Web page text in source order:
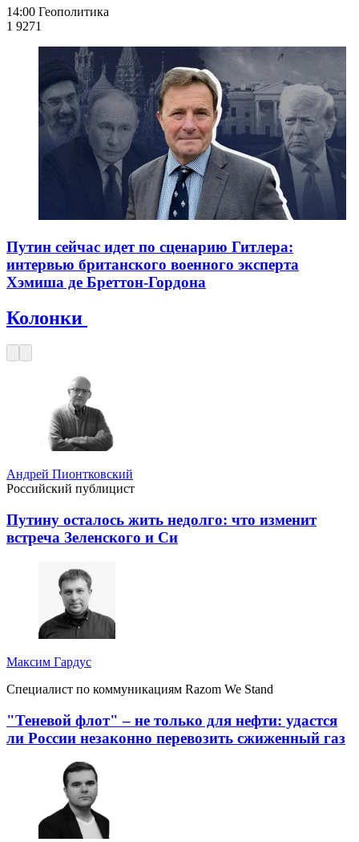
14:00 Геополитика
1 9271
Путин сейчас идет по сценарию Гитлера:
интервью британского военного эксперта
Хэмиша де Бреттон-Гордона
Колонки
Андрей Пионтковский
Российский публицист
Путину осталось жить недолго: что изменит
встреча Зеленского и Си
Максим Гардус
Специалист по коммуникациям Razom We Stand
"Теневой флот" – не только для нефти: удастся
ли России незаконно перевозить сжиженный газ